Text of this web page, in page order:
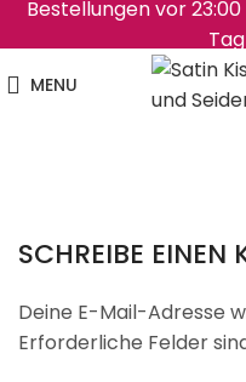
MENU
SCHREIBE EINEN
Deine E-Mail-Adresse
Erforderliche Felder
Bestellungen vor